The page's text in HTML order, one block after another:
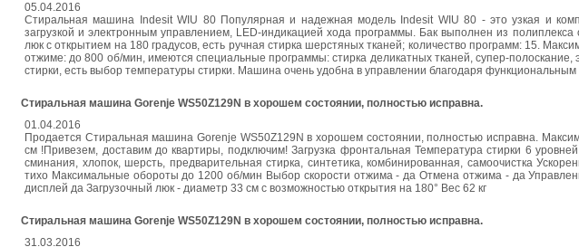
05.04.2016
Стиральная машина Indesit WIU 80 Популярная и надежная модель Indesit WIU 80 - это узкая и
загрузкой и электронным управлением, LED-индикацией хода программы. Бак выполнен из
люк с открытием на 180 градусов, есть ручная стирка шерстяных тканей; количество программ: 15.
отжиме: до 800 об/мин, имеются специальные программы: стирка деликатных тканей, супер-полоскание,
стирки, есть выбор температуры стирки. Машина очень удобна в управлении благодаря
Стиральная машина Gorenje WS50Z129N в хорошем состоянии, полностью исправна.
01.04.2016
Продается Стиральная машина Gorenje WS50Z129N в хорошем состоянии, полностью исправна.
см !Привезем, доставим до квартиры, подключим! Загрузка фронтальная Температура стирки 6
сминания, хлопок, шерсть, предварительная стирка, синтетика, комбинированная, самоочистка
тихо Максимальные обороты до 1200 об/мин Выбор скорости отжима - да Отмена отжима - да
дисплей да Загрузочный люк - диаметр 33 см c возможностью открытия на 180° Вес 62 кг
Стиральная машина Gorenje WS50Z129N в хорошем состоянии, полностью исправна.
31.03.2016